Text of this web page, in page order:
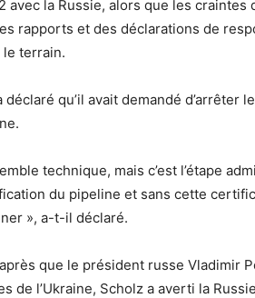
avec la Russie, alors que les craintes
rapports et des déclarations de
le terrain.
déclaré qu’il avait demandé d’arrêter
technique, mais c’est l’étape
du pipeline et sans cette
», a-t-il déclaré.
que le président russe Vladimir
de l’Ukraine, Scholz a averti la